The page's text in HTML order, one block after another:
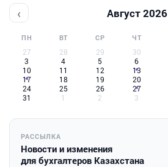
‹ Август 2026
ПН ВТ СР ЧТ
27 28 29 30
3
4 5 6
10
11 12 13
17
18 19 20
24
25 26 27
31
1 2 3
РАССЫЛКА
Новости и изменения
для бухгалтеров Казахстана